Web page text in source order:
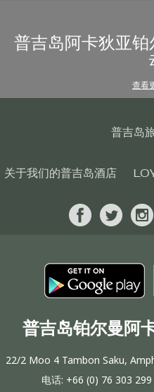
普吉岛阿卡狄亚
查看
普吉岛
关于我们的普吉岛酒店
普吉岛铂尔曼阿
22/2 Moo 4 Tambon Saku,
电话: +66 (0) 76 303 299